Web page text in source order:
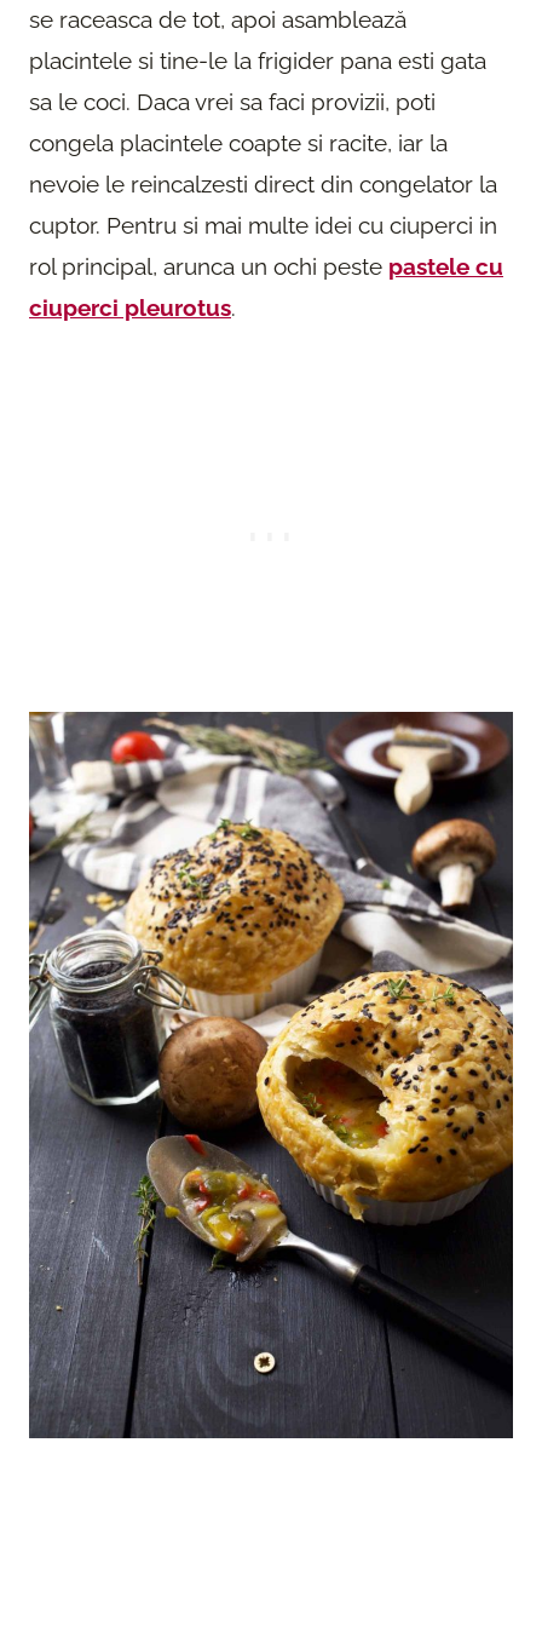
se raceasca de tot, apoi asamblează
placintele si tine-le la frigider pana esti gata
sa le coci. Daca vrei sa faci provizii, poti
congela placintele coapte si racite, iar la
nevoie le reincalzesti direct din congelator la
cuptor. Pentru si mai multe idei cu ciuperci in
rol principal, arunca un ochi peste pastele cu
ciuperci pleurotus.